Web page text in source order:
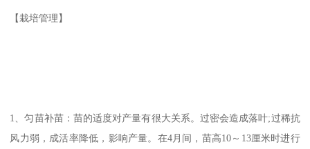
【栽培管理】
1、匀苗补苗：苗的适度对产量有很大关系。过密会造成落叶;过稀抗
风力弱，成活率降低，影响产量。在4月间，苗高10～13厘米时进行